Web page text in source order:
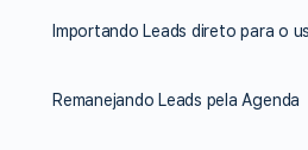
Remanejando Leads pela Agenda